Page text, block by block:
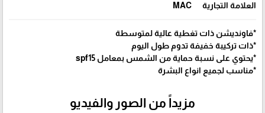
العلامة التجارية MAC
*فاونديشن ذات تغطية عالية لمتوسطة
*ذات تركيبة خفيفة تدوم طول اليوم
*يحتوي على نسبة حماية من الشمس بمعامل spf15
*مناسب لجميع انواع البشرة
مزيداً من الصور والفيديو